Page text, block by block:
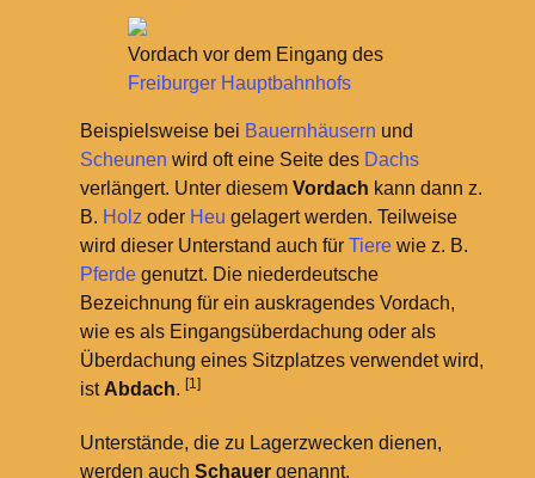
Vordach vor dem Eingang des
Freiburger Hauptbahnhofs
Beispielsweise bei Bauernhäusern und
Scheunen wird oft eine Seite des Dachs
verlängert. Unter diesem Vordach kann dann z.
B. Holz oder Heu gelagert werden. Teilweise
wird dieser Unterstand auch für Tierewie z. B.
Pferdegenutzt. Die niederdeutsche
Bezeichnung für ein auskragendes Vordach,
wie es als Eingangsüberdachung oder als
Überdachung eines Sitzplatzes verwendet wird,
ist Abdach. [1]
Unterstände, die zu Lagerzwecken dienen,
werden auch Schauergenannt.